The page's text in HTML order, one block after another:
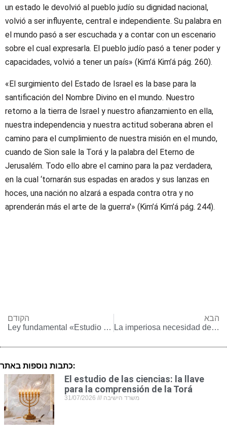
un estado le devolvió al pueblo judío su dignidad nacional,
volvió a ser influyente, central e independiente. Su palabra en
el mundo pasó a ser escuchada y a contar con un escenario
sobre el cual expresarla. El pueblo judío pasó a tener poder y
capacidades, volvió a tener un país» (Kim’á Kim’á pág. 260).
«El surgimiento del Estado de Israel es la base para la
santificación del Nombre Divino en el mundo. Nuestro
retorno a la tierra de Israel y nuestro afianzamiento en ella,
nuestra independencia y nuestra actitud soberana abren el
camino para el cumplimiento de nuestra misión en el mundo,
cuando de Sion sale la Torá y la palabra del Eterno de
Jerusalém. Todo ello abre el camino para la paz verdadera,
en la cual ‘tornarán sus espadas en arados y sus lanzas en
hoces, una nación no alzará a espada contra otra y no
aprenderán más el arte de la guerra'» (Kim’á Kim’á pág. 244).
הקודם
Ley fundamental «Estudio de la Torá» y el Rabino Jaim Drukman, de bendita memoria
הבא
La imperiosa necesidad de efectuar reformas en el sistema judicial israelí
כתבות נוספות באתר:
El estudio de las ciencias: la llave
para la comprensión de la Torá
משרד הישיבה 31/07/2026